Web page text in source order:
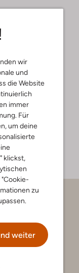
wir
und
die Website
immer
Für
um deine
klickst,
zu
weiter